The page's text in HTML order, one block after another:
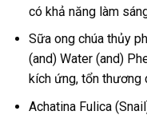
có khả năng làm
Sữa ong chúa thủy
(and) Water (and)
kích ứng, tổn thương
Achatina Fulica (Snail